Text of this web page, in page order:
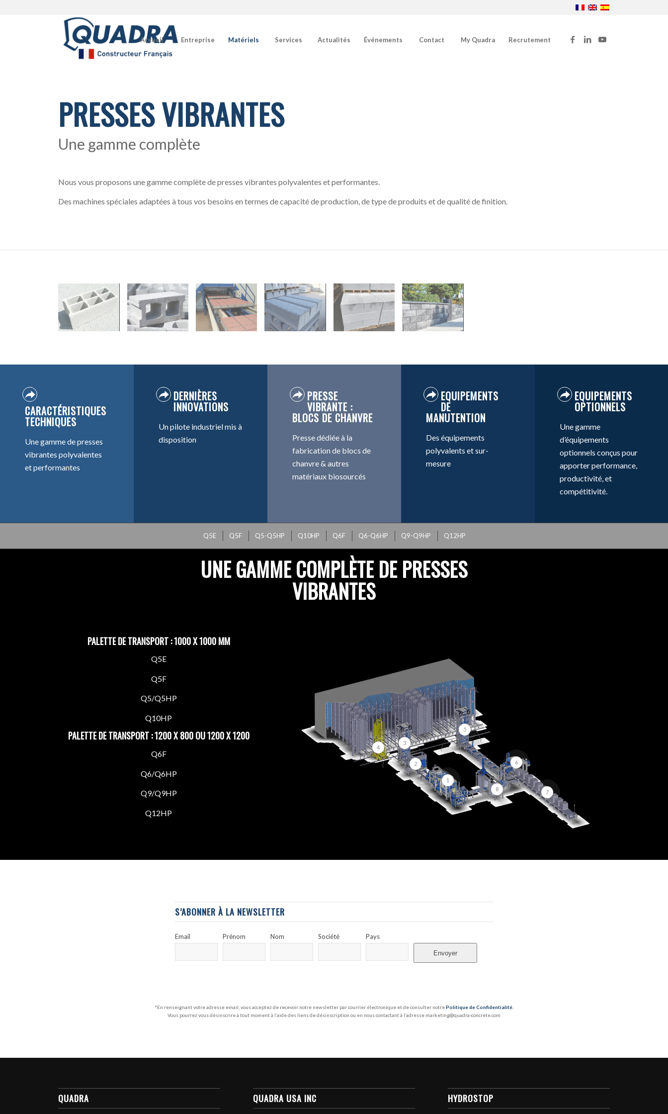
Accueil Entreprise Matériels Services Actualités Événements Contact My Quadra Recrutement
PRESSES VIBRANTES
Une gamme complète
Nous vous proposons une gamme complète de presses vibrantes polyvalentes et performantes.
Des machines spéciales adaptées à tous vos besoins en termes de capacité de production, de type de produits et de qualité de finition.
CARACTÉRISTIQUES
TECHNIQUES
Une gamme de presses
vibrantes polyvalentes
et performantes
DERNIÈRES
INNOVATIONS
Un pilote industriel mis à
disposition
PRESSE
VIBRANTE :
BLOCS DE CHANVRE
Presse dédiée à la
fabrication de blocs de
chanvre & autres
matériaux biosourcés
EQUIPEMENTS
DE
MANUTENTION
Des équipements
polyvalents et sur-
mesure
EQUIPEMENTS
OPTIONNELS
Une gamme
d’équipements
optionnels conçus pour
apporter performance,
productivité, et
compétitivité.
Q5E Q5F Q5-Q5HP Q10HP Q6F Q6-Q6HP Q9-Q9HP Q12HP
UNE GAMME COMPLÈTE DE PRESSES
VIBRANTES
PALETTE DE TRANSPORT : 1000 X 1000 MM
Q5E
Q5F
Q5/Q5HP
Q10HP
PALETTE DE TRANSPORT : 1200 X 800 OU 1200 X 1200
Q6F
Q6/Q6HP
Q9/Q9HP
Q12HP
1
2
3
4
5
6
7
8
S’ABONNER À LA NEWSLETTER
Email Prénom Nom Société Pays
Envoyer
*En renseignant votre adresse email, vous acceptez de recevoir notre newsletter par courrier électronique et de consulter notrePolitique de Confidentialité
Vous pourrez vous désinscrire à tout moment à l’aide des liens de désinscription ou en nous contactant à l’adresse marketing@quadra-concrete.com
QUADRA QUADRA USA INC HYDROSTOP